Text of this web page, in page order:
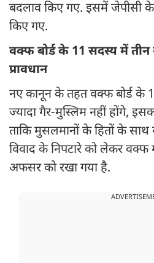
बदलाव किए गए. इसमें जेपीसी के
किए गए.
वक्फ बोर्ड के 11 सदस्य में
प्रावधान
नए कानून के तहत वक्फ बोर्ड के
ज्यादा गैर-मुस्लिम नहीं होंगे,
ताकि मुसलमानों के हितों के साथ
विवाद के निपटारे को लेकर
अफसर को रखा गया है.